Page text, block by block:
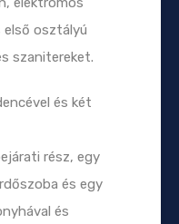
osztályú
szanitereket.
és két
rész, egy
és egy
és